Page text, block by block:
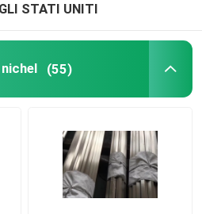
STATI UNITI
(55)